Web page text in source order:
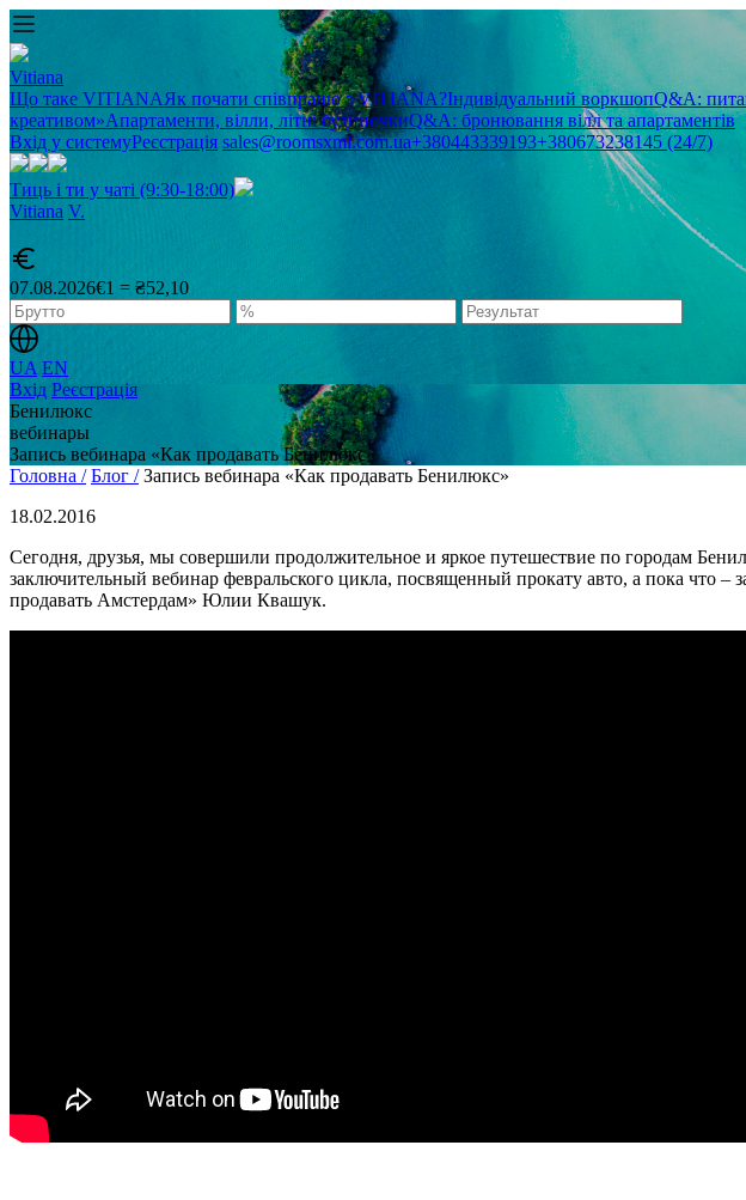
Vitiana
Що таке VITIANAЯк почати співпрацю з VITIANA?Індивідуальний воркшопQ&A:
креативом»Апартаменти, вілли, літні будиночкиQ&A: бронювання вілл та апартаментів
Вхід у системуРеєстрація sales@roomsxml.com.ua+380443339193+380673238145 (24/7)
Тиць і ти у чаті (9:30-18:00)
Vitiana V.
07.08.2026€1 = ₴52,10
UA EN
Вхід Реєстрація
Бенилюкс
вебинары
Запись вебинара «Как продавать Бенилюкс»
Головна / Блог / Запись вебинара «Как продавать Бенилюкс»
18.02.2016
Сегодня, друзья, мы совершили продолжительное и яркое путешествие по городам
заключительный вебинар февральского цикла, посвященный прокату авто, а пока что
продавать Амстердам» Юлии Квашук.